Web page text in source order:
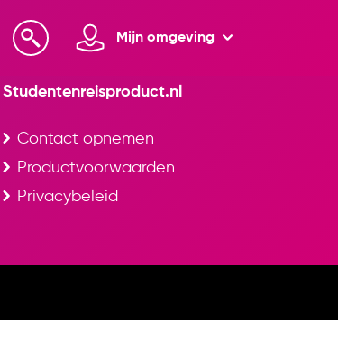
Mijn omgeving
Studentenreisproduct.nl
Contact opnemen
Productvoorwaarden
Privacybeleid